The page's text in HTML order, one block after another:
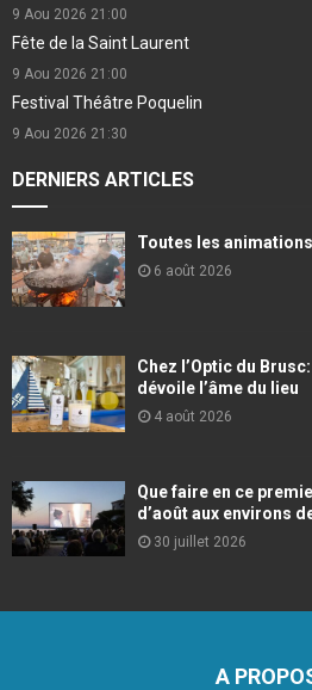
9 Aou 2026 21:00
Fête de la Saint Laurent
9 Aou 2026 21:00
Festival Théâtre Poquelin
9 Aou 2026 21:30
DERNIERS ARTICLES
Toutes les
6 août 2026
Chez l’Optic du
dévoile l’âme du lieu
4 août 2026
Que faire en ce
d’août aux environs
30 juillet 2026
A